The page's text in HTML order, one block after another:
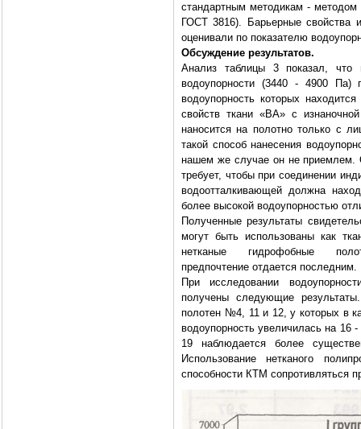
стандартным методикам - методом
ГОСТ 3816). Барьерные свойства
оценивали по показателю
Обсуждение результатов.
Анализ таблицы 3 показал, что
водоупорности (3440 - 4900 Па)
водоупорность которых
свойств ткани «ВА» с
наносится на полотно только с
такой способ нанесения
нашем же случае он не приемлем.
требует, чтобы при соединении
водоотталкивающей должна
более высокой водоупорностью
Полученные результаты
могут быть использованы как
нетканые гидрофобные
предпочтение отдается последним.
При исследовании
получены следующие
полотен №4, 11 и 12, у которых в
водоупорность увеличилась на
19 наблюдается более
Использование нетканого
способности КТМ сопротивляться